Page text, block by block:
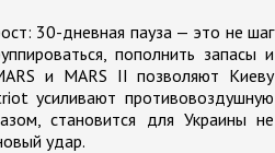
30-дневная пауза — это не шаг
пополнить запасы и
и MARS II позволяют Киеву
усиливают противовоздушную
становится для Украины не
удар.